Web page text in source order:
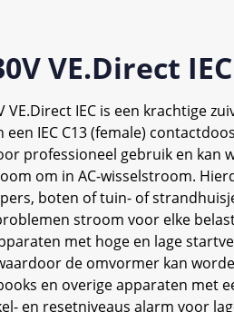
VE.Direct IEC
IEC is een krachtige
IEC C13 (female)
professioneel gebruik en kan
om in AC-wisselstroom.
boten of tuin- of
stroom voor elke
met hoge en lage
de omvormer kan
en overige apparaten met
en resetniveaus alarm voor